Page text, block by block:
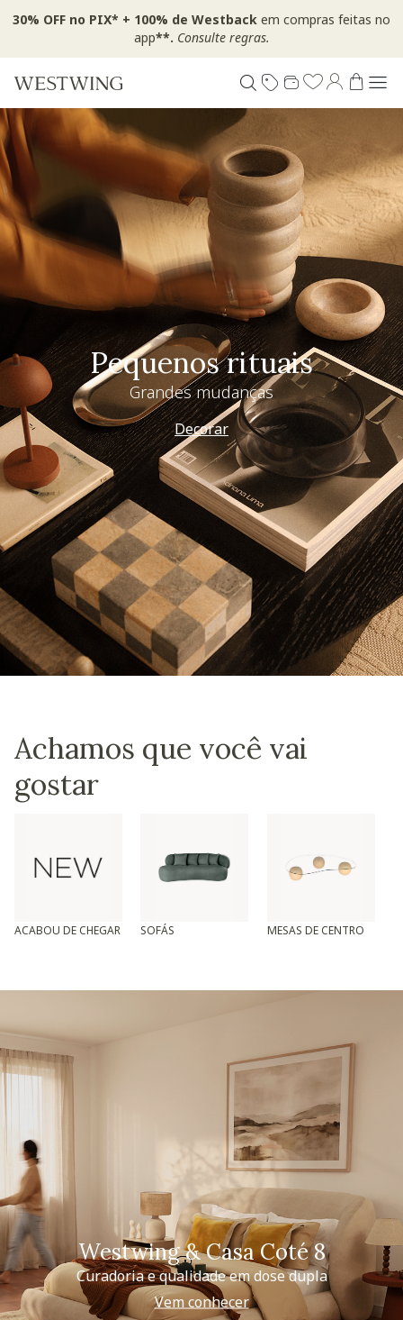
30% OFF no PIX* + 100% de Westback em compras feitas no
app**. Consulte regras.
Pequenos rituais
Grandes mudanças
Decorar
Achamos que você vai
gostar
ACABOU DE CHEGAR SOFÁS MESAS DE CENTRO
Westwing & Casa Coté 8
Curadoria e qualidade em dose dupla
Vem conhecer